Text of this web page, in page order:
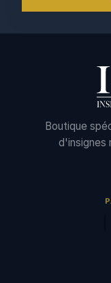
Boutique
d'insignes